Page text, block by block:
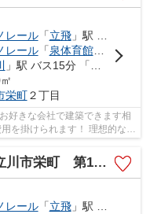
レール「立飛」駅 徒歩20分
レール「泉体育館」駅 徒歩
」駅 バス15分 「昭和第一学園」 停歩4分
栄町２丁目
好きな会社で建築できます相
を掛けられます！ 理想的なマ
ませんか？？ とても開...
町 第12 全8区画
レール「立飛」駅 徒歩20分